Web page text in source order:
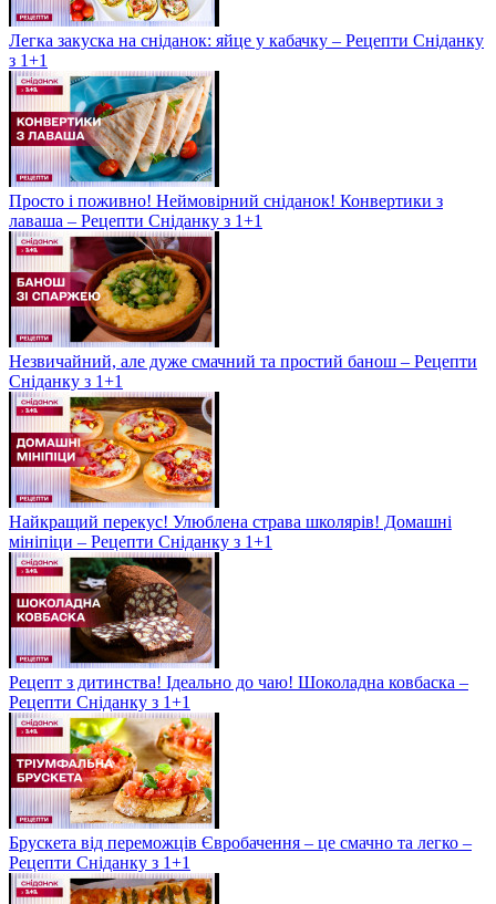
Легка закуска на сніданок: яйце у кабачку – Рецепти Сніданку
з 1+1
Просто і поживно! Неймовірний сніданок! Конвертики з
лаваша – Рецепти Сніданку з 1+1
Незвичайний, але дуже смачний та простий банош – Рецепти
Сніданку з 1+1
Найкращий перекус! Улюблена страва школярів! Домашні
мініпіци – Рецепти Сніданку з 1+1
Рецепт з дитинства! Ідеально до чаю! Шоколадна ковбаска –
Рецепти Сніданку з 1+1
Брускета від переможців Євробачення – це смачно та легко –
Рецепти Сніданку з 1+1